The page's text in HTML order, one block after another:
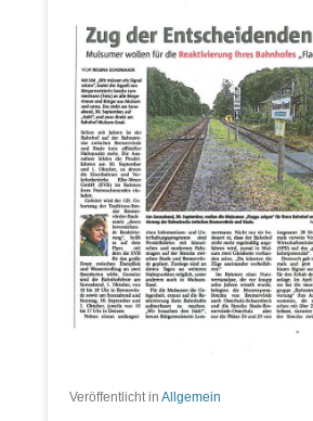
Veröffentlicht in Allgemein